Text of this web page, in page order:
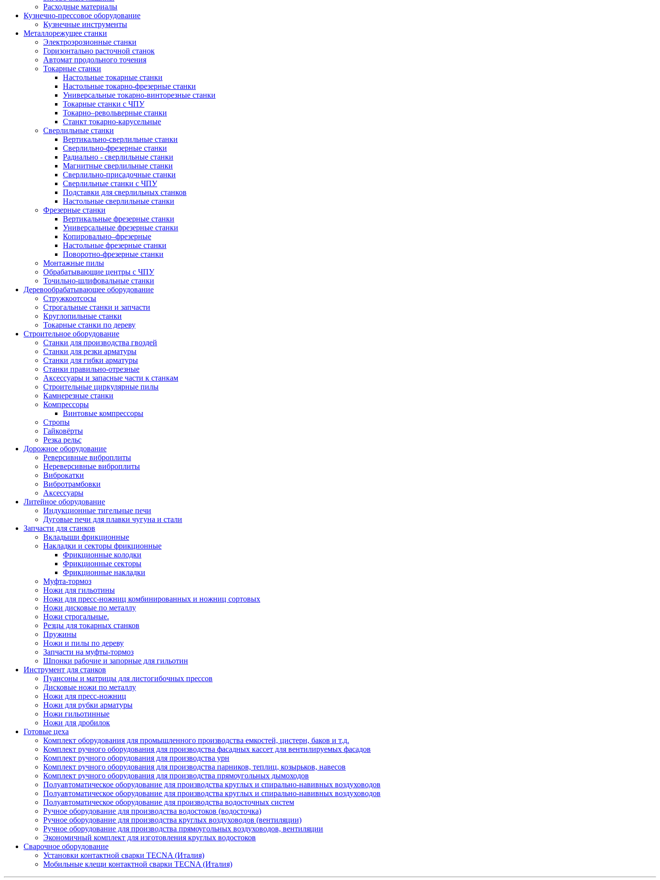
Расходные материалы
Кузнечно-прессовое оборудование
Кузнечные инструменты
Металлорежущее станки
Электроэрозионные станки
Горизонтально расточной станок
Автомат продольного точения
Токарные станки
Настольные токарные станки
Настольные токарно-фрезерные станки
Универсальные токарно-винторезные станки
Токарные станки с ЧПУ
Токарно–револьверные станки
Станкт токарно-карусельные
Сверлильные станки
Вертикально-сверлильные станки
Сверлильно-фрезерные станки
Радиально - сверлильные станки
Магнитные сверлильные станки
Сверлильно-присадочные станки
Сверлильные станки с ЧПУ
Подставки для сверлильных станков
Настольные сверлильные станки
Фрезерные станки
Вертикальные фрезерные станки
Универсальные фрезерные станки
Копировально–фрезерные
Настольные фрезерные станки
Поворотно-фрезерные станки
Монтажные пилы
Обрабатывающие центры с ЧПУ
Точильно-шлифовальные станки
Деревообрабатывающее оборудование
Стружкоотсосы
Строгальные станки и запчасти
Круглопильные станки
Токарные станки по дереву
Строительное оборудование
Станки для производства гвоздей
Станки для резки арматуры
Станки для гибки арматуры
Станки правильно-отрезные
Аксессуары и запасные части к станкам
Строительные циркулярные пилы
Камнерезные станки
Компрессоры
Винтовые компрессоры
Стропы
Гайковёрты
Резка рельс
Дорожное оборудование
Реверсивные виброплиты
Нереверсивные виброплиты
Виброкатки
Вибротрамбовки
Аксессуары
Литейное оборудование
Индукционные тигельные печи
Дуговые печи для плавки чугуна и стали
Запчасти для станков
Вкладыши фрикционные
Накладки и секторы фрикционные
Фрикционные колодки
Фрикционные секторы
Фрикционные накладки
Муфта-тормоз
Ножи для гильотины
Ножи для пресс-ножниц комбинированных и ножниц сортовых
Ножи дисковые по металлу
Ножи строгальные.
Резцы для токарных станков
Пружины
Ножи и пилы по дереву
Запчасти на муфты-тормоз
Шпонки рабочие и запорные для гильотин
Инструмент для станков
Пуансоны и матрицы для листогибочных прессов
Дисковые ножи по металлу
Ножи для пресс-ножниц
Ножи для рубки арматуры
Ножи гильотинные
Ножи для дробилок
Готовые цеха
Комплект оборудования для промышленного производства емкостей, цистерн, баков и т.д.
Комплект ручного оборудования для производства фасадных кассет для вентилируемых фасадов
Комплект ручного оборудования для производства урн
Комплект ручного оборудования для производства парников, теплиц, козырьков, навесов
Комплект ручного оборудования для производства прямоугольных дымоходов
Полуавтоматическое оборудование для производства круглых и спирально-навивных воздуховодов
Полуавтоматическое оборудование для производства круглых и спирально-навивных воздуховодов
Полуавтоматическое оборудование для производства водосточных систем
Ручное оборудование для производства водостоков (водосточка)
Ручное оборудование для производства круглых воздуховодов (вентиляции)
Ручное оборудование для производства прямоугольных воздуховодов, вентиляции
Экономичный комплект для изготовления круглых водостоков
Сварочное оборудование
Установки контактной сварки TECNA (Италия)
Мобильные клещи контактной сварки TECNA (Италия)